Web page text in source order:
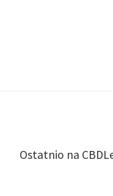
Ostatnio na